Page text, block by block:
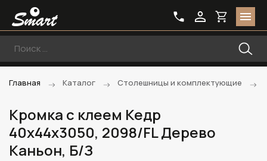
Главная Каталог Столешницы и комплектующие
Кромка с клеем Кедр
40х44х3050, 2098/FL Дерево
Каньон, Б/З